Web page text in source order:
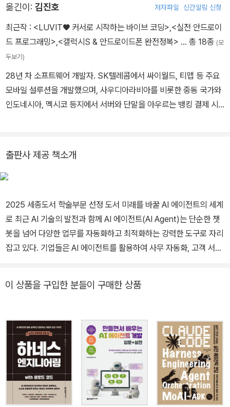
것을 즐긴다. 인공지능의 ‘혜안’과 ‘주의력’을 통해 세상을 관찰하며,
쉽고 재미있는 방식으로 지식을 공유하여 사람들과 순수한 즐거움을
나누고자 한다.
옮긴이: 김진호 저자파일 신간알림 신청
최근작 : <LUVIT♥ 커서로 시작하는 바이브 코딩> <실전 안드로이
드 프로그래밍> <갤럭시S & 안드로이드폰 완전정복> … 총 18종 (모
두보기)
28년 차 소프트웨어 개발자. SK텔레콤에서 싸이월드, 티맵 등 주요
모바일 설루션을 개발했으며, 사우디아라비아를 비롯한 중동 국가와
인도네시아, 멕시코 등지에서 서버와 단말을 아우르는 뱅킹 결제 시
로그래밍》, 《갤럭시 S & 안드로이드폰 완전정복》, 《갤럭시 S 안드로
이드폰 어플 활용 백서》, 《입문자를 위한 Windows CE Programm
밑바닥의 비밀》, 《파이썬 코딩의 기술 51》, 《소프트웨어 개발에 Cha
tGPT 사용하기》, 《프롬프트 엔지니어링의 비밀》, 《7가지 프로젝트
로 배우는 LLM AI 에이전트 개발》 등이 있다.
출판사 제공 책소개
2025 세종도서 학술부문 선정 도서 미래를 바꿀 AI 에이전트의 세계
로 최근 AI 기술의 발전과 함께 AI 에이전트(AI Agent)는 단순한 챗
봇을 넘어 다양한 업무를 자동화하고 최적화하는 강력한 도구로 자리
잡고 있다. 기업들은 AI 에이전트를 활용하여 사무 자동화, 고객 서비
배우고 활용하는 것은 필수적인 역량이 되고 있다. 이 책은 꽃 배달 서
개발의 핵심 개념과 기술을 쉽게 익힐 수 있도록 구성되어 있다. 단순
한 이론 설명을 넘어, 실제 구축 과정에서 발생하는 문제 해결법과 최
적화 전략을 상세히 다룬다. AI 에이전트를 활용한 자동화 기술을 배
우고 싶은 개발자부터, 인공지능의 최신 트렌드를 파악하고 싶은 연
구자 및 기획자까지 모두에게 유용한 실전 가이드가 될 것이다. 이 책
을 통해 AI 에이전트의 가능성을 직접 체험하고, 미래 AI 기술의 중심
이 상품을 구입한 분들이 구매한 상품